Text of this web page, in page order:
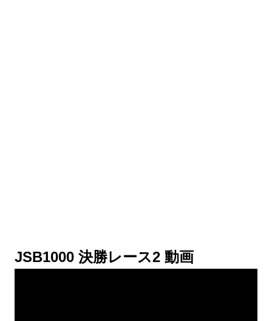
JSB1000 決勝レース2 動画